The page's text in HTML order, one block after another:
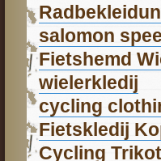
salomon
Fietshemd
wielerkledij
cycling
Fietskledij
Cycling